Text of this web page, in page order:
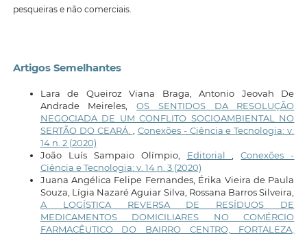
pesqueiras e não comerciais.
Artigos Semelhantes
Lara de Queiroz Viana Braga, Antonio Jeovah De
Andrade Meireles,OS SENTIDOS DA RESOLUÇÃO
NEGOCIADA DE UM CONFLITO SOCIOAMBIENTAL NO
SERTÃO DO CEARÁ.
Conexões - Ciência e Tecnologia: v.
14 n. 2 (2020)
João Luís Sampaio Olímpio, Editorial ,Conexões -
Ciência e Tecnologia: v. 14 n. 3 (2020)
Juana Angélica Felipe Fernandes, Érika Vieira de Paula
Souza, Lígia Nazaré Aguiar Silva, Rossana Barros Silveira,
A LOGÍSTICA REVERSA DE RESÍDUOS DE
MEDICAMENTOS DOMICILIARES NO COMÉRCIO
FARMACÊUTICO DO BAIRRO CENTRO, FORTALEZA,